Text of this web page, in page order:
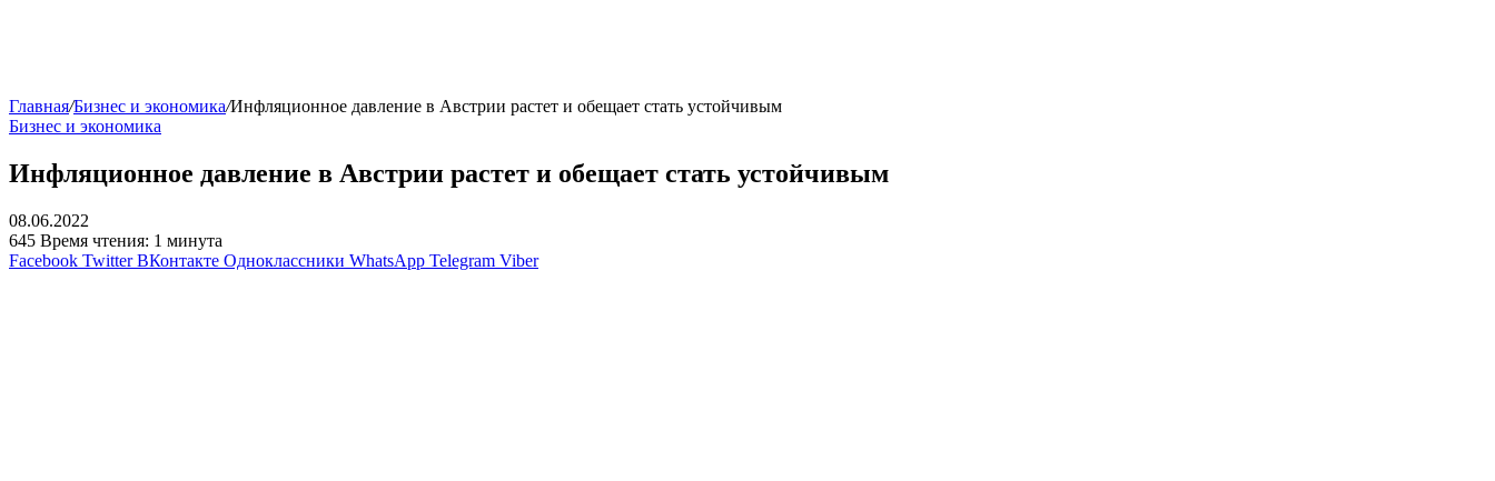
Главная/Бизнес и экономика/Инфляционное давление в Австрии растет и обещает стать устойчивым
Бизнес и экономика
Инфляционное давление в Австрии растет и обещает стать устойчивым
08.06.2022
645 Время чтения: 1 минута
Facebook Twitter ВКонтакте Одноклассники WhatsApp Telegram Viber